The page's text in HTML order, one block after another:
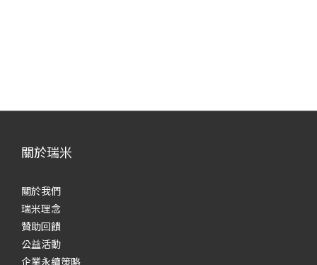
關於瑞米
關於我們
瑞米理念
贊助回饋
公益活動
企業永續策略